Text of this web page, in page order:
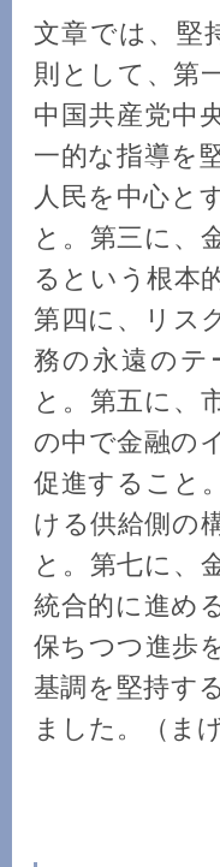
文章では、堅
則として、第
中国共産党中
一的な指導を
人民を中心と
と。第三に、
るという根本
第四に、リス
務の永遠のテ
と。第五に、
の中で金融の
促進すること
ける供給側の
と。第七に、
統合的に進め
保ちつつ進歩
基調を堅持す
ました。（ま